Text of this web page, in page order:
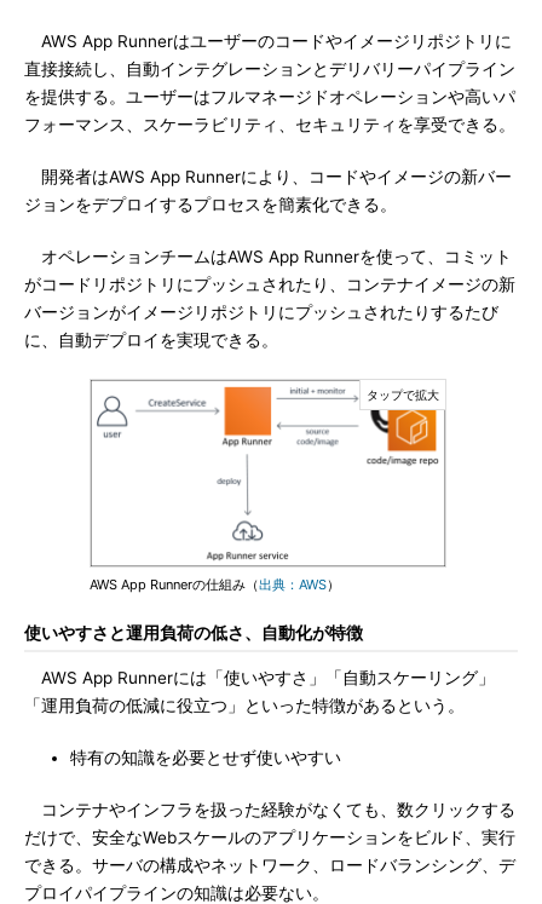
AWS App Runnerはユーザーのコードやイメージリポジトリに
直接接続し、自動インテグレーションとデリバリーパイプライン
を提供する。ユーザーはフルマネージドオペレーションや高いパ
フォーマンス、スケーラビリティ、セキュリティを享受できる。
開発者はAWS App Runnerにより、コードやイメージの新バー
ジョンをデプロイするプロセスを簡素化できる。
オペレーションチームはAWS App Runnerを使って、コミット
がコードリポジトリにプッシュされたり、コンテナイメージの新
バージョンがイメージリポジトリにプッシュされたりするたび
に、自動デプロイを実現できる。
AWS App Runnerの仕組み（出典：AWS）
使いやすさと運用負荷の低さ、自動化が特徴
AWS App Runnerには「使いやすさ」「自動スケーリング」
「運用負荷の低減に役立つ」といった特徴があるという。
特有の知識を必要とせず使いやすい
コンテナやインフラを扱った経験がなくても、数クリックする
だけで、安全なWebスケールのアプリケーションをビルド、実行
できる。サーバの構成やネットワーク、ロードバランシング、デ
プロイパイプラインの知識は必要ない。